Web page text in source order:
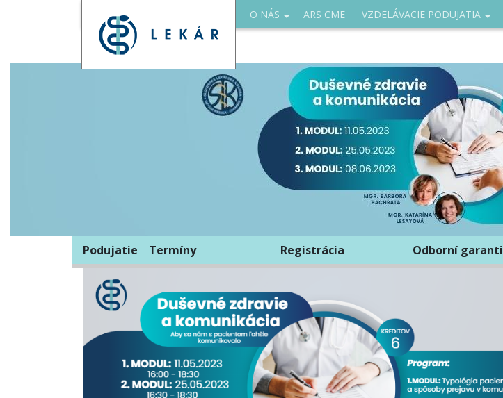
O NÁS ARS CME VZDELÁVACIE PODUJATIA
Podujatie Termíny Registrácia Odborní garanti